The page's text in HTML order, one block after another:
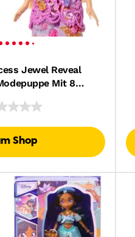
Jewel Reveal
Mit 8
Shop